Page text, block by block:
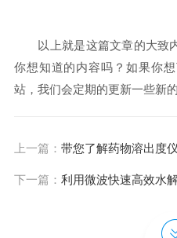
以上就是这篇文章的大致内
你想知道的内容吗？如果你
站，我们会定期的更新一些新
上一篇： 带您了解药物溶出度
下一篇： 利用微波快速高效水